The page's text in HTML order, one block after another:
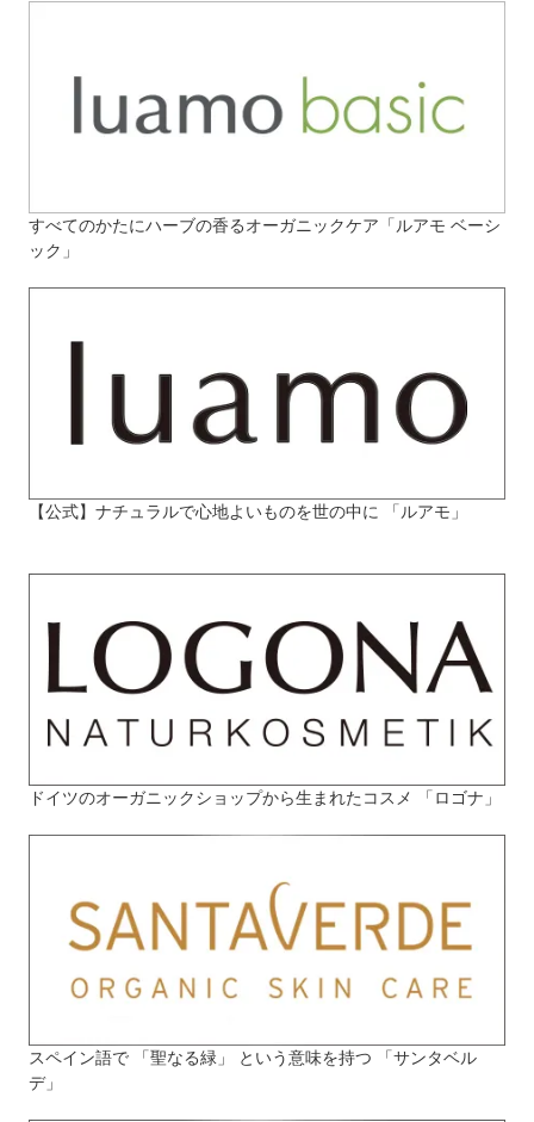
すべてのかたにハーブの香るオーガニックケア「ルアモ ベーシ
ック」
【公式】ナチュラルで心地よいものを世の中に 「ルアモ」
ドイツのオーガニックショップから生まれたコスメ 「ロゴナ」
スペイン語で 「聖なる緑」 という意味を持つ 「サンタベル
デ」